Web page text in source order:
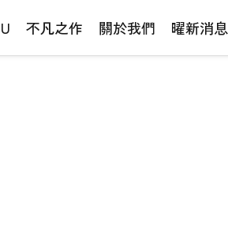
不凡之作 關於我們 曜新消息